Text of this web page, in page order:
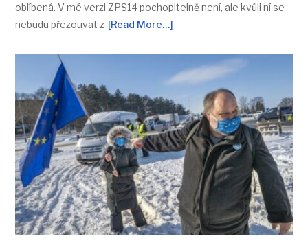
oblíbená. V mé verzi ZPS14 pochopitelně není, ale kvůli ní se
nebudu přezouvat z [Read More…]